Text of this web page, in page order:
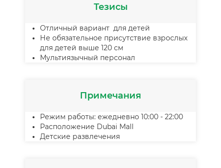
Тезисы
Отличный вариант для детей
Не обязательное присутствие взрослых
для детей выше 120 см
Мультиязычный персонал
Примечания
Режим работы: ежедневно 10:00 - 22:00
Расположение Dubai Mall
Детские развлечения